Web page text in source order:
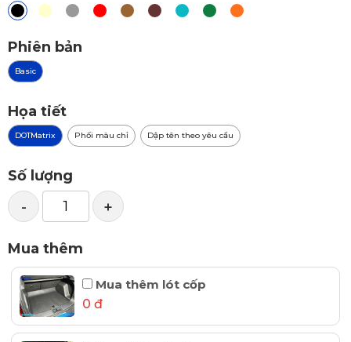
Phiên bản
Basic
Họa tiết
DOTMatrix Phối màu chỉ Dập tên theo yêu cầu
Số lượng
- +
Mua thêm
Mua thêm lót cốp
0 đ